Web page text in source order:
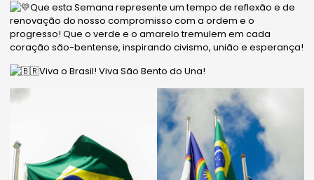
Que esta Semana represente um tempo de reflexão e de
renovação do nosso compromisso com a ordem e o
progresso! Que o verde e o amarelo tremulem em cada
coração são-bentense, inspirando civismo, união e esperança!
Viva o Brasil! Viva São Bento do Una!